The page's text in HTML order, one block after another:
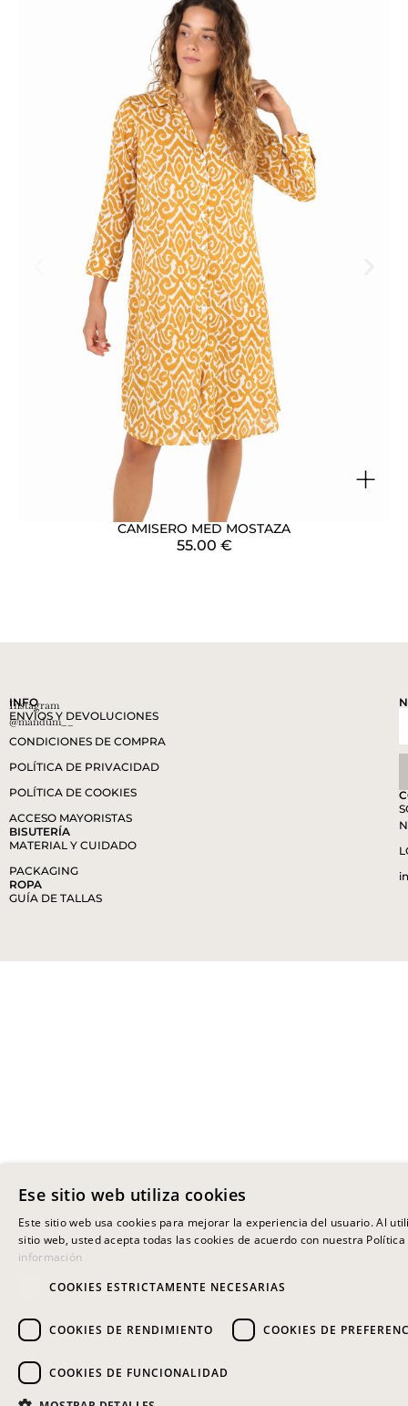
+
CAMISERO MED MOSTAZA
55.00 €
Instagram
@mandum__
INFO
ENVÍOS Y DEVOLUCIONES
CONDICIONES DE COMPRA
POLÍTICA DE PRIVACIDAD
POLÍTICA DE COOKIES
ACCESO MAYORISTAS
BISUTERÍA
MATERIAL Y CUIDADO
PACKAGING
ROPA
GUÍA DE TALLAS
Ese sitio web utiliza cookies
Este sitio web usa cookies para mejorar la experiencia del usuario. Al
sitio web, usted acepta todas las cookies de acuerdo con nuestra Política
información
COOKIES ESTRICTAMENTE NECESARIAS
COOKIES DE RENDIMIENTO COOKIES DE
COOKIES DE FUNCIONALIDAD